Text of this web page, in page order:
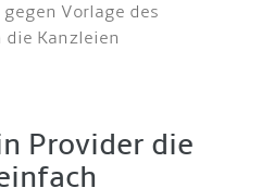
Vorlage des
die Kanzleien
Provider die